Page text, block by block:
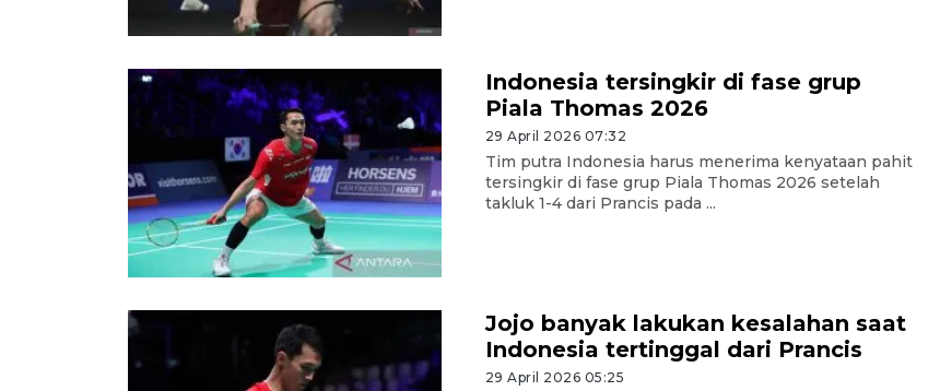
Indonesia tersingkir di fase grup
Piala Thomas 2026
29 April 2026 07:32
Tim putra Indonesia harus menerima kenyataan pahit
tersingkir di fase grup Piala Thomas 2026 setelah
takluk 1-4 dari Prancis pada ...
Jojo banyak lakukan kesalahan saat
Indonesia tertinggal dari Prancis
29 April 2026 05:25